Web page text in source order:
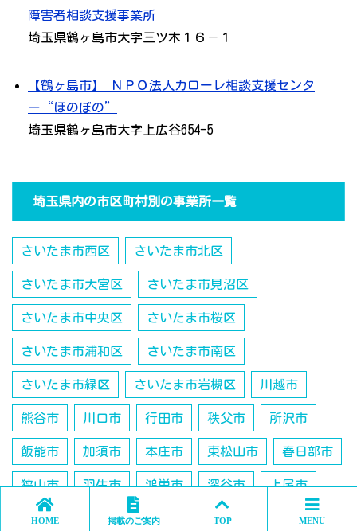
障害者相談支援事業所
埼玉県鶴ヶ島市大字三ツ木１６－１
【鶴ヶ島市】 ＮＰＯ法人カローレ相談支援センタ
ー“ほのぼの”
埼玉県鶴ヶ島市大字上広谷654-5
埼玉県内の市区町村別の事業所一覧
さいたま市西区 さいたま市北区
さいたま市大宮区 さいたま市見沼区
さいたま市中央区 さいたま市桜区
さいたま市浦和区 さいたま市南区
さいたま市緑区 さいたま市岩槻区 川越市
熊谷市 川口市 行田市 秩父市 所沢市
飯能市 加須市 本庄市 東松山市 春日部市
狭山市 羽生市 鴻巣市 深谷市 上尾市
草加市 越谷市 蕨市 戸田市
HOME 掲載のご案内 TOP MENU